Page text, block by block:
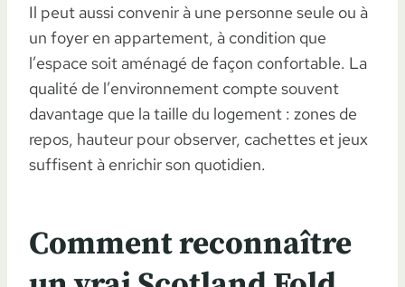
Il peut aussi convenir à une personne seule ou à
un foyer en appartement, à condition que
l’espace soit aménagé de façon confortable. La
qualité de l’environnement compte souvent
davantage que la taille du logement : zones de
repos, hauteur pour observer, cachettes et jeux
suffisent à enrichir son quotidien.
Comment reconnaître